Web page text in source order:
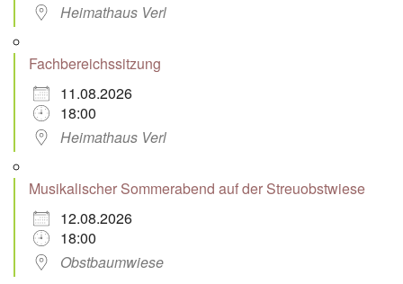
Heimathaus Verl
Fachbereichssitzung
11.08.2026
18:00
Heimathaus Verl
Musikalischer Sommerabend auf der Streuobstwiese
12.08.2026
18:00
Obstbaumwiese